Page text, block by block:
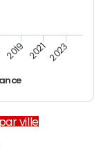
2019 2021 2023
ville